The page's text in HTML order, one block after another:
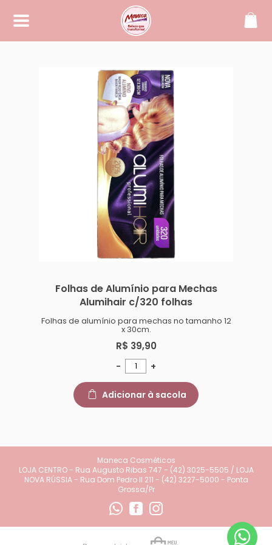
Maneca, beleza que transforma!
manecacosmeticos@yahoo.
Folhas de Alumínio para Mechas
Alumihair c/320 folhas
Folhas de alumínio para mechas no tamanho 12
x 30cm.
R$ 39,90
- +
Adicionar à sacola
Maneca Cosméticos
LOJA CENTRO - Rua Augusto Ribas 747 - (42) 3025-5505 / LOJA
NOVA RÚSSIA - Rua Dom Pedro II 211 - (42) 3227-5000 - Ponta
Grossa/Pr